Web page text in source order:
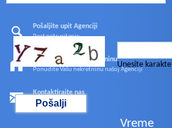
Unesite
Pošaljite upit Agenciji
Postavite pitanje
Preporučite Vašu nekretninu
Ponudite Vašu nekretninu našoj Agenciji
Kontaktirajte nas
Pošaljite e-mail
Vreme